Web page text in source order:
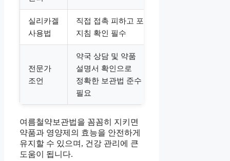
실리카겔
사용법
직접 접촉 피하고 포장
지침 확인 필수
전문가
조언
약국 상담 및 약품
설명서 확인으로
정확한 보관법 준수
필요
여름철약보관법을 꼼꼼히 지키면
약품과 영양제의 효능을 안전하게
유지할 수 있으며, 건강 관리에 큰
도움이 됩니다.